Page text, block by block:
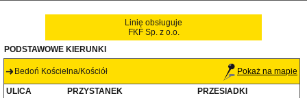
Linię obsługuje
FKF Sp. z o.o.
PODSTAWOWE KIERUNKI
Bedoń Kościelna/Kościół Pokaż na mapie
ULICA PRZYSTANEK
PRZESIADKI